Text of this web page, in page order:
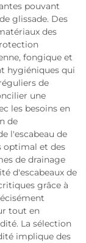
pouvant
glissade. Des
des
fongique et
hygiéniques qui
de
une
les besoins en
de
l'escabeau de
optimal et des
de drainage
d'escabeaux de
grâce à
tout en
La sélection
implique des